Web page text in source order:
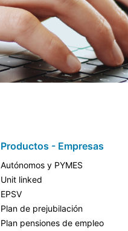
Productos - Empresas
Autónomos y PYMES
Unit linked
EPSV
Plan de prejubilación
Plan pensiones de empleo